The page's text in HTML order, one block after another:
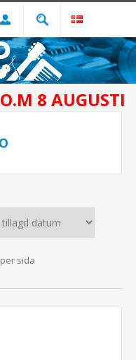
8 AUGUSTI
per sida